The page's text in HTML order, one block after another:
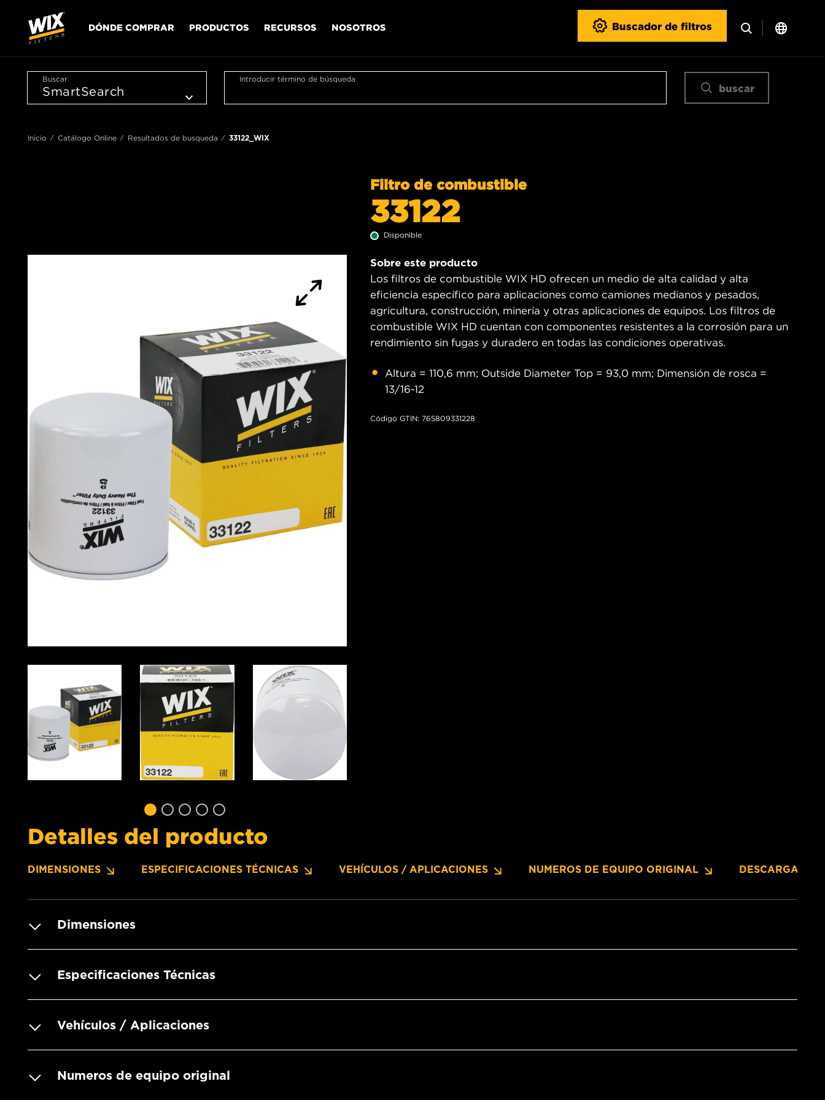
DÓNDE COMPRAR PRODUCTOS RECURSOS NOSOTROS Buscador de filtros
Buscar Introducir término de búsqueda
buscar
Inicio Catálogo Online Resultados de busqueda 33122_WIX
Filtro de combustible
33122
Disponible
Sobre este producto
Los filtros de combustible WIX HD ofrecen un medio de alta calidad y alta
eficiencia específico para aplicaciones como camiones medianos y pesados,
agricultura, construcción, minería y otras aplicaciones de equipos. Los filtros de
combustible WIX HD cuentan con componentes resistentes a la corrosión para un
rendimiento sin fugas y duradero en todas las condiciones operativas.
Altura = 110,6 mm; Outside Diameter Top = 93,0 mm; Dimensión de rosca =
13/16-12
Código GTIN: 765809331228
Detalles del producto
DIMENSIONES ESPECIFICACIONES TÉCNICAS VEHÍCULOS / APLICACIONES NUMEROS DE EQUIPO ORIGINAL DESCARGAS
Dimensiones
Especificaciones Técnicas
Vehículos / Aplicaciones
Numeros de equipo original